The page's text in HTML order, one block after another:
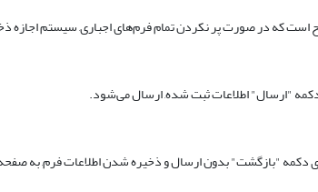
است که در صورت پر نکردن تمام فرم‌های اجباری, سیستم اجازه
"ارسال" اطلاعات ثبت شده, ارسال می‌شود.
دکمه "بازگشت" بدون ارسال و ذخیره شدن اطلاعات فرم, به صفحه